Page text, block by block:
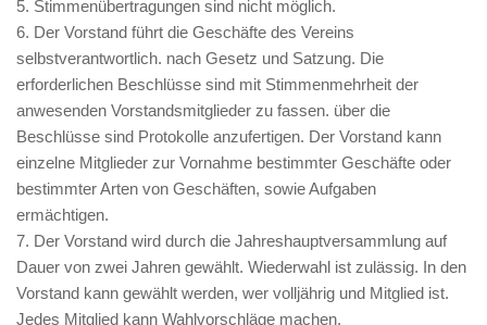
5. Stimmenübertragungen sind nicht möglich.
6. Der Vorstand führt die Geschäfte des Vereins
selbstverantwortlich. nach Gesetz und Satzung. Die
erforderlichen Beschlüsse sind mit Stimmenmehrheit der
anwesenden Vorstandsmitglieder zu fassen. über die
Beschlüsse sind Protokolle anzufertigen. Der Vorstand kann
einzelne Mitglieder zur Vornahme bestimmter Geschäfte oder
bestimmter Arten von Geschäften, sowie Aufgaben
ermächtigen.
7. Der Vorstand wird durch die Jahreshauptversammlung auf
Dauer von zwei Jahren gewählt. Wiederwahl ist zulässig. In den
Vorstand kann gewählt werden, wer volljährig und Mitglied ist.
Jedes Mitglied kann Wahlvorschläge machen.